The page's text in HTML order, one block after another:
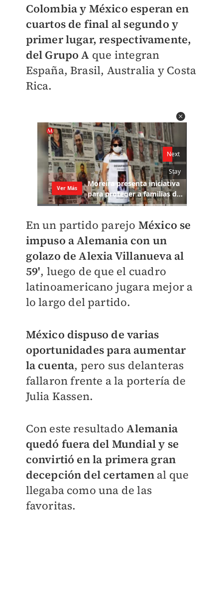
Colombia y México esperan en
cuartos de final al segundo y
primer lugar, respectivamente,
del Grupo A que integran
España, Brasil, Australia y Costa
Rica.
En un partido parejo México se
impuso a Alemania con un
golazo de Alexia Villanueva al
59', luego de que el cuadro
latinoamericano jugara mejor a
lo largo del partido.
México dispuso de varias
oportunidades para aumentar
la cuenta, pero sus delanteras
fallaron frente a la portería de
Julia Kassen.
Con este resultadoAlemania
quedó fuera del Mundial y se
convirtió en la primera gran
decepción del certamenal que
llegaba como una de las
favoritas.